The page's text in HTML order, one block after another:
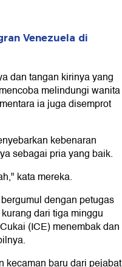
Venezuela di
dan tangan kirinya yang
melindungi wanita
ia juga disemprot
kebenaran
sebagai pria yang baik.
kata mereka.
dengan petugas
dari tiga minggu
(ICE) menembak dan
kecaman baru dari pejabat